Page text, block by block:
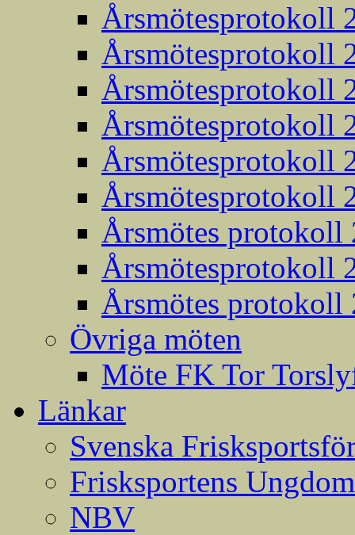
Årsmötesprotokoll
Årsmötesprotokoll
Årsmötesprotokoll
Årsmötesprotokoll
Årsmötesprotokoll
Årsmötesprotokoll
Årsmötes protokoll
Årsmötesprotokoll
Årsmötes protokoll
Övriga möten
Möte FK Tor
Länkar
Svenska
Frisksportens
NBV